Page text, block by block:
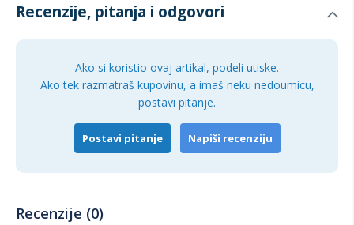
Recenzije, pitanja i odgovori
Ako si koristio ovaj artikal, podeli utiske.
Ako tek razmatraš kupovinu, a imaš neku nedoumicu,
postavi pitanje.
Postavi pitanje Napiši recenziju
Recenzije (0)